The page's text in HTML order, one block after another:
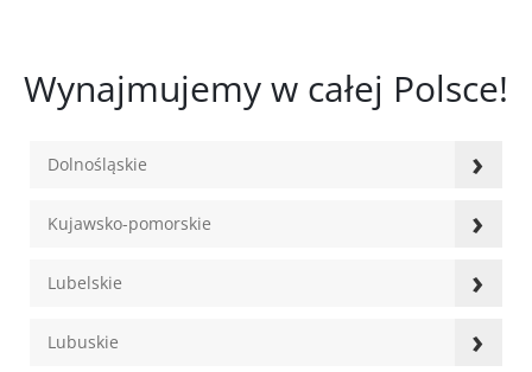
Wynajmujemy w całej Polsce!
Dolnośląskie ›
Kujawsko-pomorskie ›
Lubelskie ›
Lubuskie ›